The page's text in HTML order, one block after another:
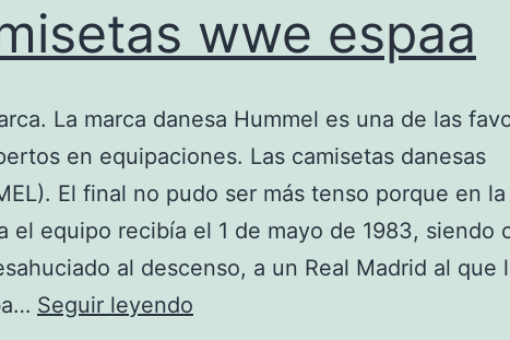
wwe espaa
La marca danesa Hummel es una de las
en equipaciones. Las camisetas danesas
El final no pudo ser más tenso porque en
el equipo recibía el 1 de mayo de 1983, siendo
al descenso, a un Real Madrid al que
Seguir leyendo